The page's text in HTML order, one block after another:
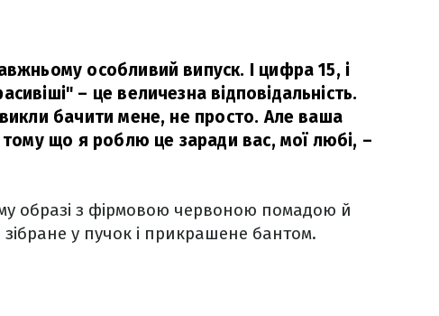
особливий випуск. І цифра 15, і
– це величезна відповідальність.
бачити мене, не просто. Але ваша
тому що я роблю це заради вас, мої любі, –
образі з фірмовою червоною помадою й
у пучок і прикрашене бантом.